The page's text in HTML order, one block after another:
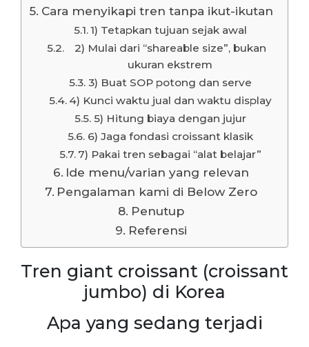
Cara menyikapi tren tanpa ikut-ikutan
1) Tetapkan tujuan sejak awal
2) Mulai dari “shareable size”, bukan
ukuran ekstrem
3) Buat SOP potong dan serve
4) Kunci waktu jual dan waktu display
5) Hitung biaya dengan jujur
6) Jaga fondasi croissant klasik
7) Pakai tren sebagai “alat belajar”
Ide menu/varian yang relevan
Pengalaman kami di Below Zero
Penutup
Referensi
Tren giant croissant (croissant
jumbo) di Korea
Apa yang sedang terjadi